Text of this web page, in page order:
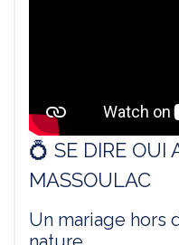
💍 SE DIRE OUI
MASSOULAC
Un mariage hors